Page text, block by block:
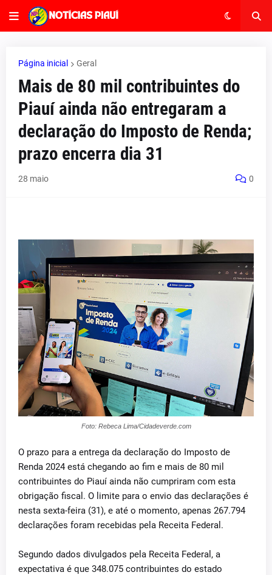
Página inicial Geral
Mais de 80 mil contribuintes do
Piauí ainda não entregaram a
declaração do Imposto de Renda;
prazo encerra dia 31
28 maio 0
Foto: Rebeca Lima/Cidadeverde.com
O prazo para a entrega da declaração do Imposto de
Renda 2024 está chegando ao fim e mais de 80 mil
contribuintes do Piauí ainda não cumpriram com esta
obrigação fiscal. O limite para o envio das declarações é
nesta sexta-feira (31), e até o momento, apenas 267.794
declarações foram recebidas pela Receita Federal.
Segundo dados divulgados pela Receita Federal, a
expectativa é que 348.075 contribuintes do estado